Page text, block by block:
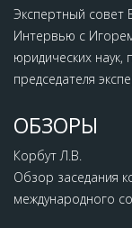
Экспертный совет
Интервью c
юридических
председателя
ОБЗОРЫ
Корбут Л.В.
Обзор заседания
международного